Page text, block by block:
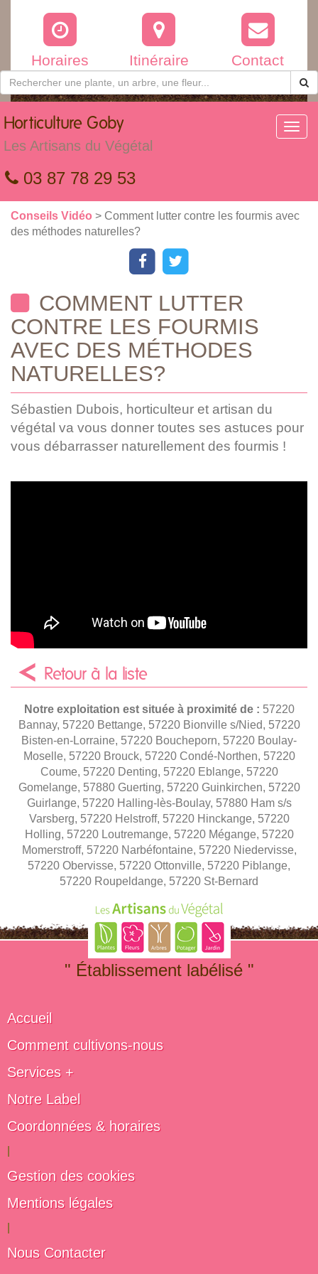
Horaires Itinéraire Contact
Horticulture Goby
Les Artisans du Végétal
03 87 78 29 53
Conseils Vidéo > Comment lutter contre les fourmis avec
des méthodes naturelles?
COMMENT LUTTER
CONTRE LES FOURMIS
AVEC DES MÉTHODES
NATURELLES?
Sébastien Dubois, horticulteur et artisan du
végétal va vous donner toutes ses astuces pour
vous débarrasser naturellement des fourmis !
Retour à la liste
Notre exploitation est située à proximité de : 57220
Bannay, 57220 Bettange, 57220 Bionville s/Nied, 57220
Bisten-en-Lorraine, 57220 Boucheporn, 57220 Boulay-
Moselle, 57220 Brouck, 57220 Condé-Northen, 57220
Coume, 57220 Denting, 57220 Eblange, 57220
Gomelange, 57880 Guerting, 57220 Guinkirchen, 57220
Guirlange, 57220 Halling-lès-Boulay, 57880 Ham s/s
Varsberg, 57220 Helstroff, 57220 Hinckange, 57220
Holling, 57220 Loutremange, 57220 Mégange, 57220
Momerstroff, 57220 Narbéfontaine, 57220 Niedervisse,
57220 Obervisse, 57220 Ottonville, 57220 Piblange,
57220 Roupeldange, 57220 St-Bernard
" Établissement labélisé "
Accueil
Comment cultivons-nous
Services +
Notre Label
Coordonnées & horaires
Gestion des cookies
Mentions légales
Nous Contacter